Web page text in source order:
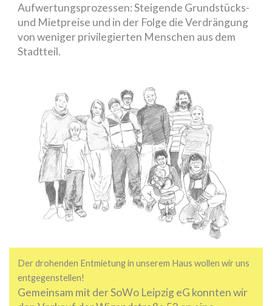
Aufwertungsprozessen: Steigende Grundstücks-
und Mietpreise und in der Folge die Verdrängung
von weniger privilegierten Menschen aus dem
Stadtteil.
Der drohenden Entmietung in unserem Haus wollen wir uns
entgegenstellen!
Gemeinsam mit der SoWo Leipzig eG konnten wir